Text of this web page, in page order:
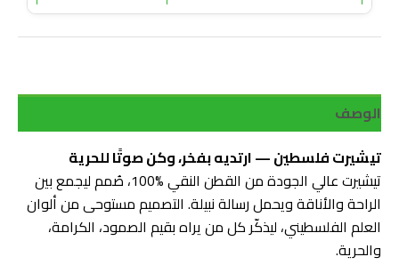
الوصف
تيشيرت فلسطين — ارتديه بفخر، وكن صوتًا للحرية
تيشيرت عالي الجودة من القطن النقي %100، صُمم ليجمع بين
الراحة والأناقة ويحمل رسالة نبيلة. التصميم مستوحى من ألوان
العلم الفلسطيني، ليذكّر كل من يراه بقيم الصمود، الكرامة،
والحرية.